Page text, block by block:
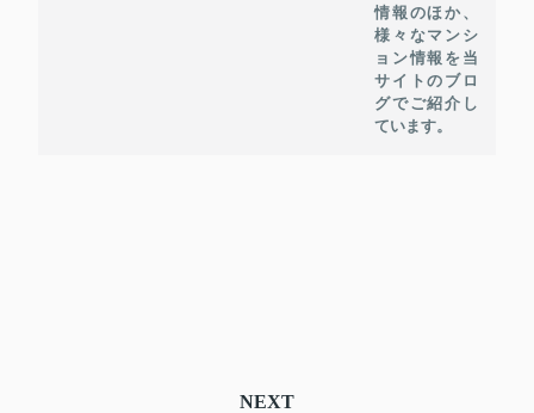
情報のほか、
様々なマンシ
ョン情報を当
サイトのブロ
グでご紹介し
ています。
NEXT